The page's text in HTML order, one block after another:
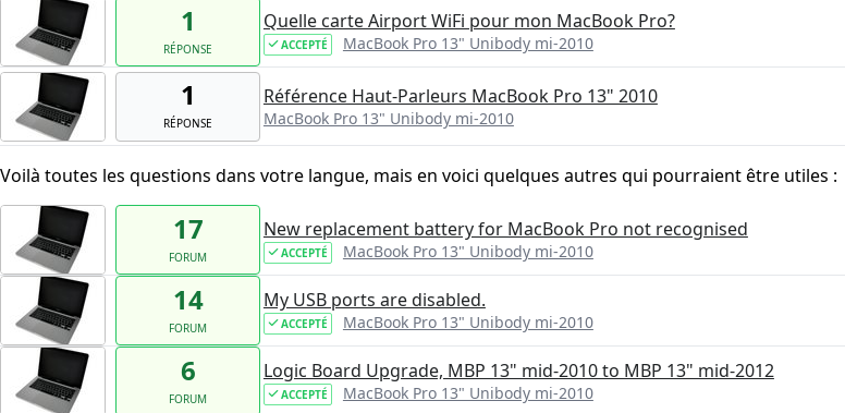
1
RÉPONSE
Quelle carte Airport WiFi pour mon MacBook Pro?
ACCEPTÉ MacBook Pro 13" Unibody mi-2010
1
RÉPONSE
Référence Haut-Parleurs MacBook Pro 13" 2010
MacBook Pro 13" Unibody mi-2010
Voilà toutes les questions dans votre langue, mais en voici quelques autres qui pourraient être utiles :
17
FORUM
New replacement battery for MacBook Pro not recognised
ACCEPTÉ MacBook Pro 13" Unibody mi-2010
14
FORUM
My USB ports are disabled.
ACCEPTÉ MacBook Pro 13" Unibody mi-2010
6
FORUM
Logic Board Upgrade, MBP 13" mid-2010 to MBP 13" mid-2012
ACCEPTÉ MacBook Pro 13" Unibody mi-2010